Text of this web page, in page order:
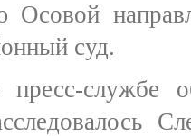
Осовой
суд.
службе